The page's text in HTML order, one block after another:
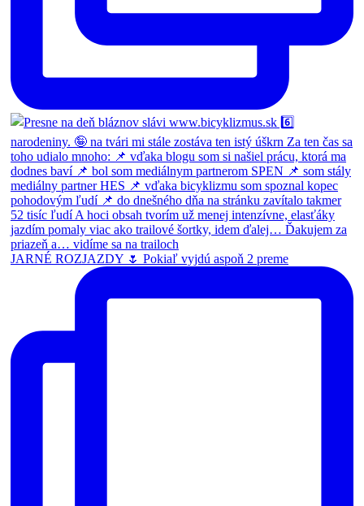
JARNÉ ROZJAZDY 🌷 Pokiaľ vyjdú aspoň 2 preme